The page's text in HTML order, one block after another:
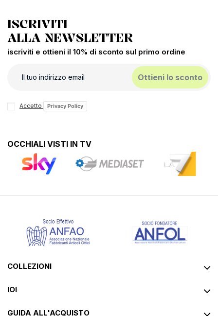
ISCRIVITI
ALLA NEWSLETTER
iscriviti e ottieni il 10% di sconto sul primo ordine
Ottieni lo sconto
Accetto Privacy Policy
OCCHIALI VISTI IN TV
COLLEZIONI
IOI
GUIDA ALL'ACQUISTO